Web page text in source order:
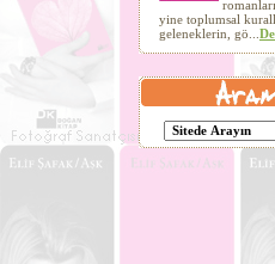
yine toplumsal
geleneklerin, gö...